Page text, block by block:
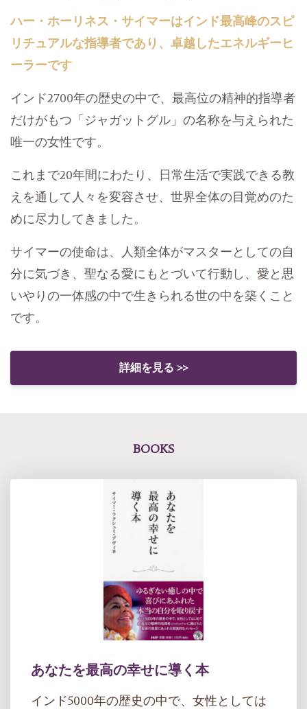
ハー・ホーリネス・サイマーはインド最高峰のスピ
リチュアルな指導者であり、卓越したエネルギーヒ
ーラーです
インド2700年の歴史の中で、最高位の精神的指導者
だけがもつ「ジャガットグル」の名称を与えられた
唯一の女性です。
これまで20年間にわたり、日常生活で実践できる教
えを通して人々を変容させ、世界全体の目覚めのた
めに尽力してきました。
サイマーの使命は、人類全体がマスターとしての自
分に気づき、聖なる愛にもとづいて行動し、愛と思
いやりの一体感の中で生きられる世の中を築くこと
です。
詳細を見る >>
BOOKS
あなたを最高の幸せに導く本
インド5000年の歴史の中で、女性としては